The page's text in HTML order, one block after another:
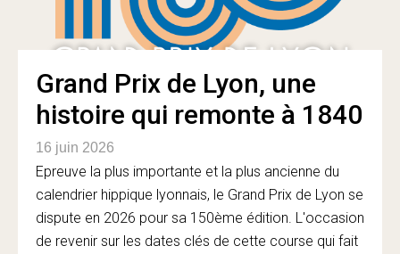
Grand Prix de Lyon, une
histoire qui remonte à 1840
16 juin 2026
Epreuve la plus importante et la plus ancienne du
calendrier hippique lyonnais, le Grand Prix de Lyon se
dispute en 2026 pour sa 150ème édition. L'occasion
de revenir sur les dates clés de cette course qui fait